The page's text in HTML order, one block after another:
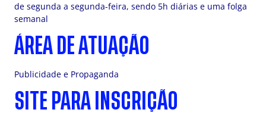
de segunda a segunda-feira, sendo 5h diárias e uma folga
semanal
ÁREA DE ATUAÇÃO
Publicidade e Propaganda
SITE PARA INSCRIÇÃO